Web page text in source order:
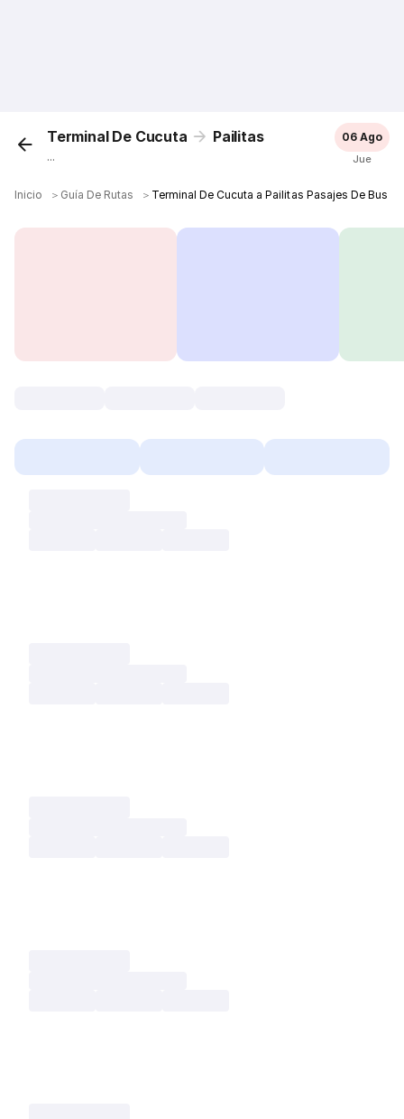
Terminal De Cucuta Pailitas
...
06 Ago
Jue
Inicio ＞ Guía De Rutas ＞ Terminal De Cucuta a Pailitas Pasajes De Bus